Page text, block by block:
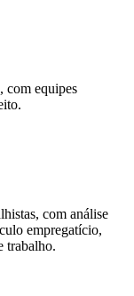
com equipes
com análise
empregatício,
trabalho.